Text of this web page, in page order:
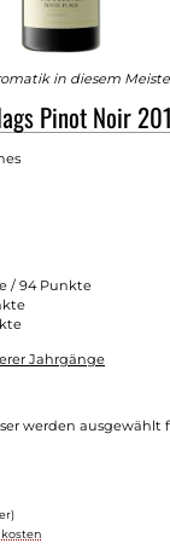
in diesem
Pinot Noir
/ 94 Punkte
Jahrgänge
werden ausgewählt